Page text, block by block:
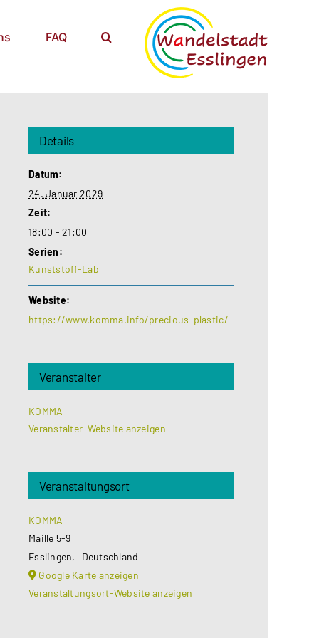
FAQ
Details
Datum:
24. Januar 2029
Zeit:
18:00 - 21:00
Serien:
Kunststoff-Lab
Website:
https://www.komma.info/precious-plastic/
Veranstalter
KOMMA
Veranstalter-Website anzeigen
Veranstaltungsort
KOMMA
Maille 5-9
Esslingen,
Deutschland
Google Karte anzeigen
Veranstaltungsort-Website anzeigen